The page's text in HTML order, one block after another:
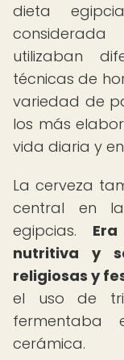
dieta
utilizaban
técnicas de
variedad de
los más
vida diaria y
La cerveza
central en
egipcias.
nutritiva y
religiosas y
el uso de
fermentaba
cerámica.